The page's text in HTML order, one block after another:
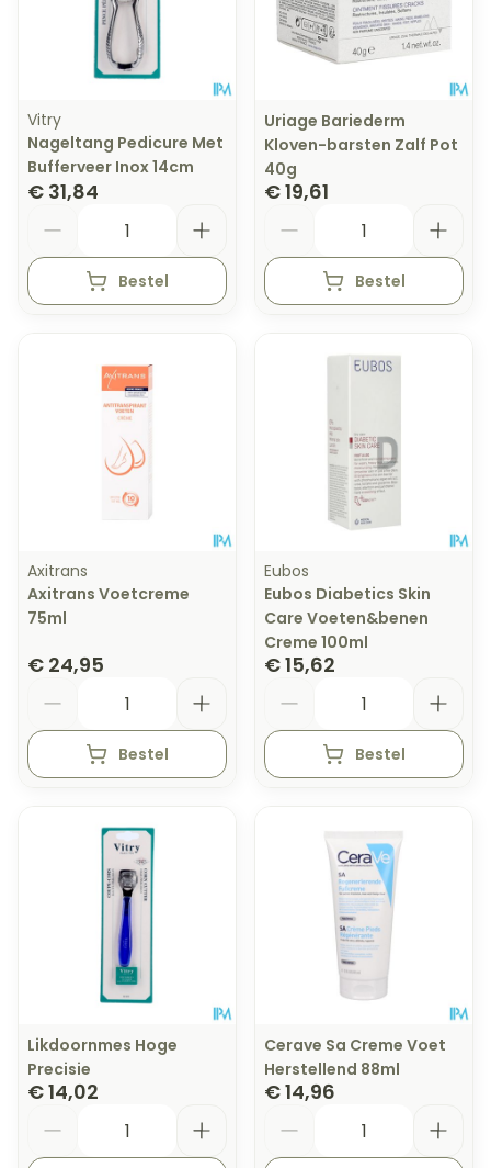
Vitry
Nageltang Pedicure Met
Bufferveer Inox 14cm
€ 31,84
Bestel
Uriage Bariederm
Kloven-barsten Zalf Pot
40g
€ 19,61
Bestel
Axitrans
Axitrans Voetcreme
75ml
€ 24,95
Bestel
Eubos
Eubos Diabetics Skin
Care Voeten&benen
Creme 100ml
€ 15,62
Bestel
Likdoornmes Hoge
Precisie
€ 14,02
Cerave Sa Creme Voet
Herstellend 88ml
€ 14,96